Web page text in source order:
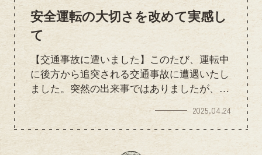
安全運転の大切さを改めて実感し
て
【交通事故に遭いました】このたび、運転中
に後方から追突される交通事故に遭遇いたし
ました。突然の出来事ではありましたが、幸
いにも大きな負傷には至らず、通常の生活に
支障はございません。加害者の方とは保険会
社を通じて誠実に対応を進めており、関係各
所への手続きも適切に行っております。日頃
2025.04.24